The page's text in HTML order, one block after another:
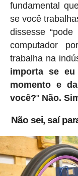
fundamental
se você
dissesse
computador
trabalha na
importa se
momento e
você?" Não.
Não sei, saí